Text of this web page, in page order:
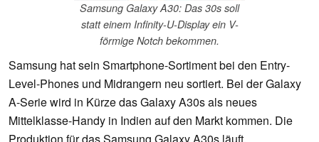
Samsung Galaxy A30: Das 30s soll
statt einem Infinity-U-Display ein V-
förmige Notch bekommen.
Samsung hat sein Smartphone-Sortiment bei den Entry-
Level-Phones und Midrangern neu sortiert. Bei der Galaxy
A-Serie wird in Kürze das Galaxy A30s als neues
Mittelklasse-Handy in Indien auf den Markt kommen. Die